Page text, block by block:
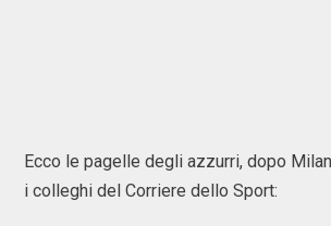
Ecco le pagelle degli azzurri, dopo
i colleghi del Corriere dello Sport: